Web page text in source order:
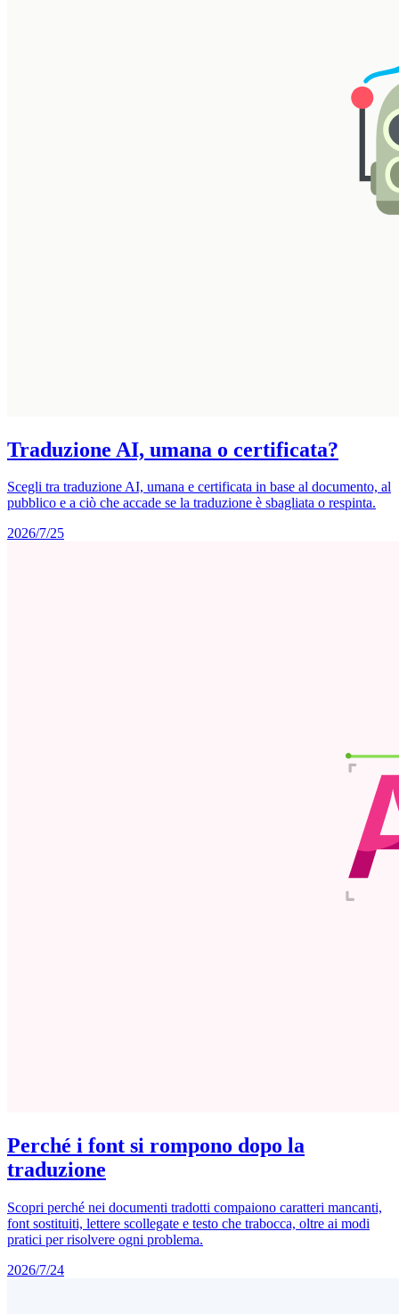
Traduzione AI, umana o certificata?
Scegli tra traduzione AI, umana e certificata in base al documento, al
pubblico e a ciò che accade se la traduzione è sbagliata o respinta.
2026/7/25
Perché i font si rompono dopo la
traduzione
Scopri perché nei documenti tradotti compaiono caratteri mancanti,
font sostituiti, lettere scollegate e testo che trabocca, oltre ai modi
pratici per risolvere ogni problema.
2026/7/24